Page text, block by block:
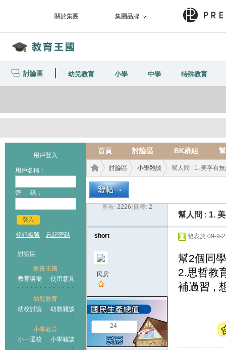
關於集團 集團品牌
討論區 幼兒教育 小學 中學 特殊教育
用戶登入
用戶名稱：
密 碼：
登入
登記帳號 忘記密碼
討論區
教育王國
教育講場
使用意見
幼兒教育
幼校討論
幼教雜談
小學教育
小一選校
小學雜談
首頁 討論區 BK群組
王國
討論區
›
小學雜談 幫人問 : 1. 美孚有
查看: 2226 回覆: 2
幫人問 : 1.
short
民房
24
發表於 09-9-
幫2個同
2.思哲教
補過習 ,